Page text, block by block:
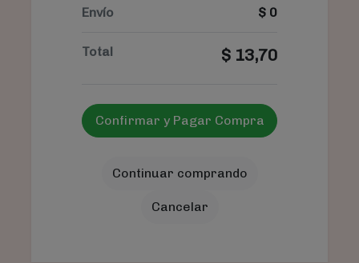
Envío $ 0
Total $ 13,70
Confirmar y Pagar Compra
Continuar comprando
Cancelar